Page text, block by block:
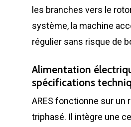
les branches vers le
système, la machine
régulier sans risque de
Alimentation
spécifications
ARES fonctionne sur un
triphasé. Il intègre une